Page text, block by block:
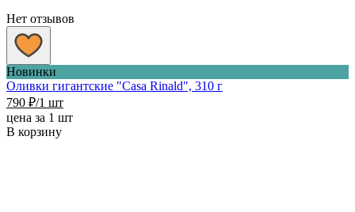
Нет отзывов
Новинки
Оливки гигантские "Casa Rinald", 310 г
790 ₽/1 шт
цена за 1 шт
В корзину